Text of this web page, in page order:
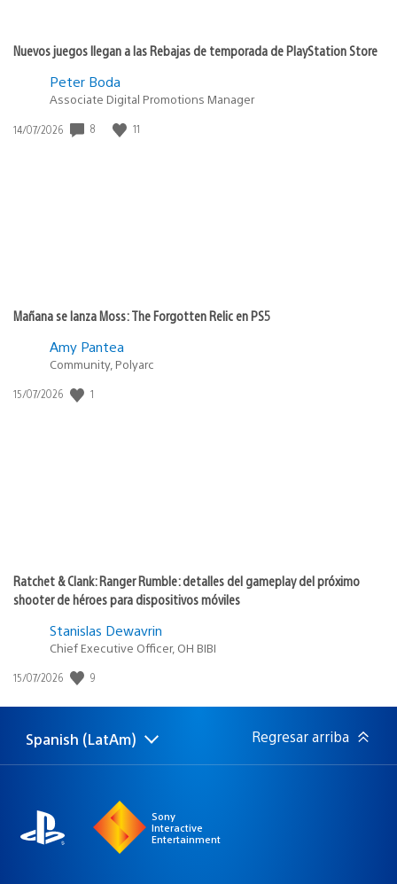
Nuevos juegos llegan a las Rebajas de temporada de PlayStation Store
Peter Boda
Associate Digital Promotions Manager
Fecha
14/07/2026 8 11
Mañana se lanza Moss: The Forgotten Relic en PS5
Amy Pantea
Community, Polyarc
Fecha
15/07/2026 1
Ratchet & Clank: Ranger Rumble: detalles del gameplay del próximo
shooter de héroes para dispositivos móviles
Stanislas Dewavrin
Chief Executive Officer, OH BIBI
Fecha
publicación:
15/07/2026 9
Elige
una
Región
actual:
Spanish (LatAm) Regresar arriba
Sony
Interactive
Entertainment